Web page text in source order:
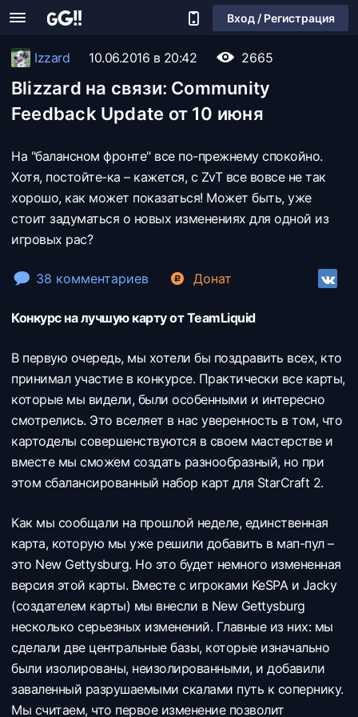
Вход / Регистрация
Izzard 10.06.2016 в 20:42 2665
Blizzard на связи: Community
Feedback Update от 10 июня
На "балансном фронте" все по-прежнему спокойно.
Хотя, постойте-ка – кажется, с ZvT все вовсе не так
хорошо, как может показаться! Может быть, уже
стоит задуматься о новых изменениях для одной из
игровых рас?
38 комментариев Донат
Конкурс на лучшую карту от TeamLiquid
В первую очередь, мы хотели бы поздравить всех, кто
принимал участие в конкурсе. Практически все карты,
которые мы видели, были особенными и интересно
смотрелись. Это вселяет в нас уверенность в том, что
картоделы совершенствуются в своем мастерстве и
вместе мы сможем создать разнообразный, но при
этом сбалансированный набор карт для StarCraft 2.
Как мы сообщали на прошлой неделе, единственная
карта, которую мы уже решили добавить в мап-пул –
это New Gettysburg. Но это будет немного измененная
версия этой карты. Вместе с игроками KeSPA и Jacky
(создателем карты) мы внесли в New Gettysburg
несколько серьезных изменений. Главные из них: мы
сделали две центральные базы, которые изначально
были изолированы, неизолированными, и добавили
заваленный разрушаемыми скалами путь к сопернику.
Мы считаем, что первое изменение позволит